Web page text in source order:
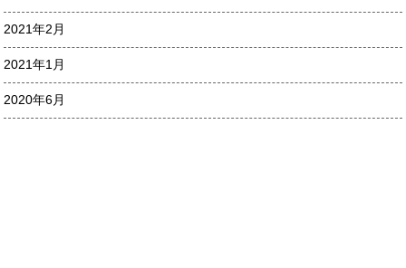
2021年2月
2021年1月
2020年6月